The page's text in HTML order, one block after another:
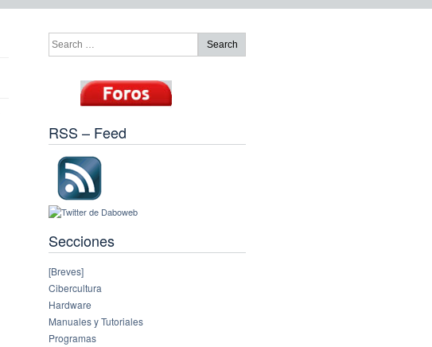
RSS – Feed
Secciones
[Breves]
Cibercultura
Hardware
Manuales y Tutoriales
Programas